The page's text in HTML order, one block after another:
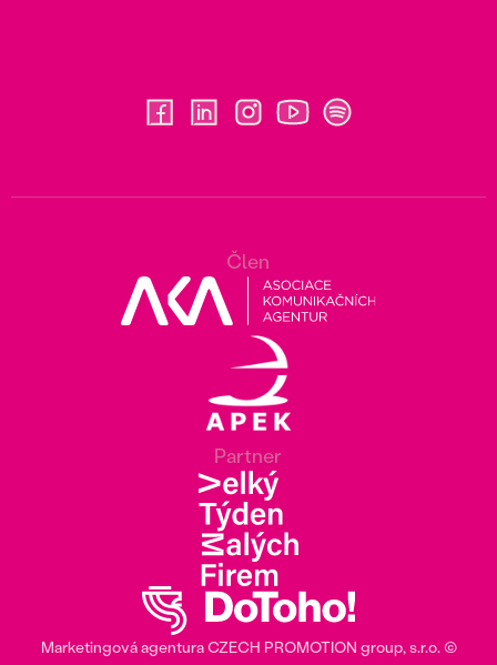
Člen
Partner
Marketingová agenturaCZECH PROMOTION group, s.r.o. ©